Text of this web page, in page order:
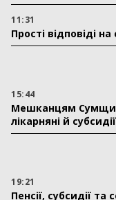
11:31
Прості відповіді
15:44
Мешканцям
лікарняні й
19:21
Пенсії, субсидії